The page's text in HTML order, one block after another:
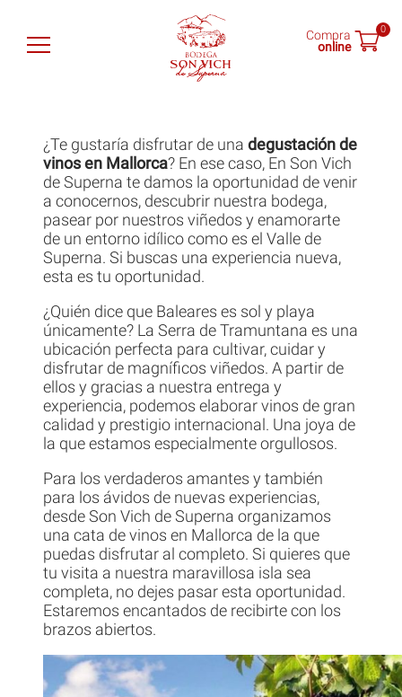
Compra
online
0
Vinos
Tienda
Catas
Encuéntranos
ES EN DE
¿Te gustaría disfrutar de unadegustación de
vinos en Mallorca? En ese caso, En Son Vich
de Superna te damos la oportunidad de venir
a conocernos, descubrir nuestra bodega,
pasear por nuestros viñedos y enamorarte
de un entorno idílico como es el Valle de
Superna. Si buscas una experiencia nueva,
esta es tu oportunidad.
¿Quién dice que Baleares es sol y playa
únicamente? La Serra de Tramuntana es una
ubicación perfecta para cultivar, cuidar y
disfrutar de magníficos viñedos. A partir de
ellos y gracias a nuestra entrega y
experiencia, podemos elaborar vinos de gran
calidad y prestigio internacional. Una joya de
la que estamos especialmente orgullosos.
Para los verdaderos amantes y también
para los ávidos de nuevas experiencias,
desde Son Vich de Superna organizamos
una cata de vinos en Mallorca de la que
puedas disfrutar al completo. Si quieres que
tu visita a nuestra maravillosa isla sea
completa, no dejes pasar esta oportunidad.
Estaremos encantados de recibirte con los
brazos abiertos.